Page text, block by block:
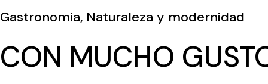
Gastronomia, Naturaleza y modernidad
CON MUCHO